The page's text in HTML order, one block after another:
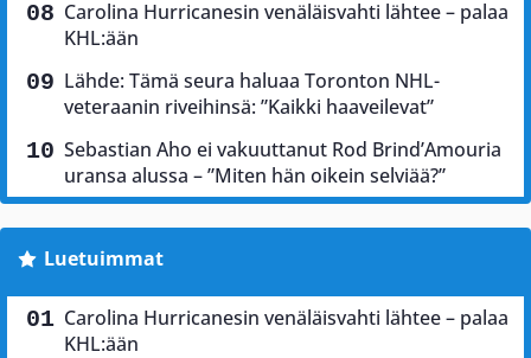
Carolina Hurricanesin venäläisvahti lähtee – palaa
KHL:ään
Lähde: Tämä seura haluaa Toronton NHL-
veteraanin riveihinsä: ”Kaikki haaveilevat”
Sebastian Aho ei vakuuttanut Rod Brind’Amouria
uransa alussa – ”Miten hän oikein selviää?”
Luetuimmat
Carolina Hurricanesin venäläisvahti lähtee – palaa
KHL:ään